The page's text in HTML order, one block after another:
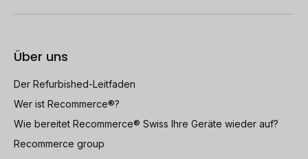
Über uns
Der Refurbished-Leitfaden
Wer ist Recommerce®?
Wie bereitet Recommerce® Swiss Ihre Geräte wieder auf?
Recommerce group